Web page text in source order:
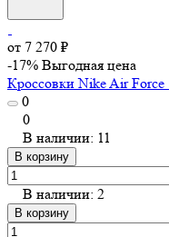
от 7 270 ₽
-17% Выгодная цена
Кроссовки Nike Air
0
0
В наличии: 11
В корзину
В наличии: 2
В корзину